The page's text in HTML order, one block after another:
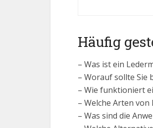
Häufig
– Was ist ein
– Worauf sollte Sie
– Wie funktioniert
– Welche Arten
– Was sind die